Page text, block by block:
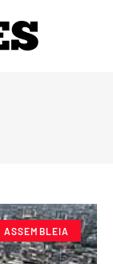
ASSEMBLEIA